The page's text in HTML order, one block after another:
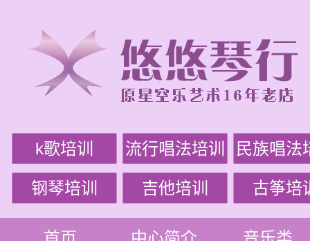
k歌培训 流行唱法培训 民族唱法
钢琴培训 吉他培训 古筝培